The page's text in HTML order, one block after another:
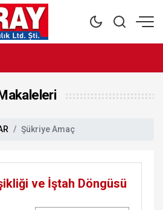
Şükriye Amaç
ve İştah Döngüsü